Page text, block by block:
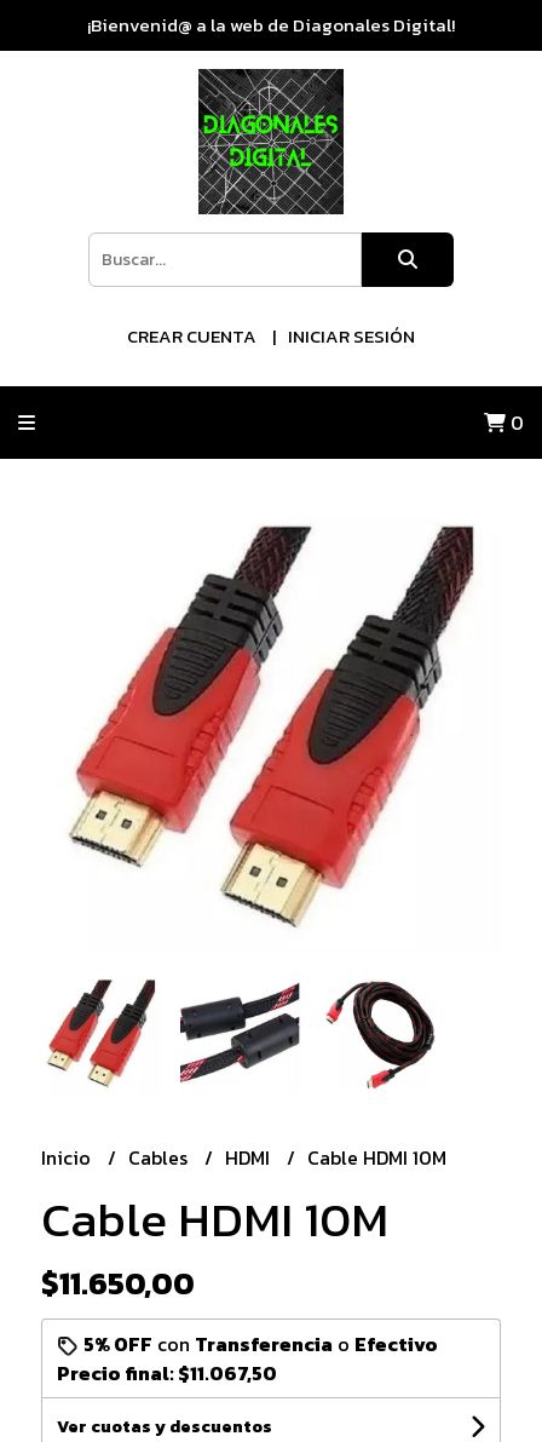
¡Bienvenid@ a la web de Diagonales Digital!
CREAR CUENTA INICIAR SESIÓN
0
Inicio Cables HDMI Cable HDMI 10M
Cable HDMI 10M
$11.650,00
5% OFF con Transferencia o Efectivo
Precio final:$11.067,50
Ver cuotas y descuentos